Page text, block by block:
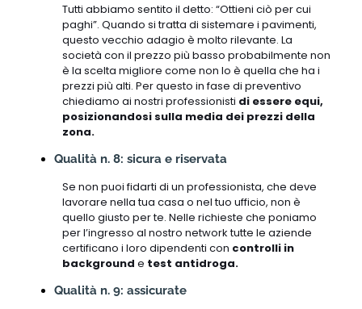
Tutti abbiamo sentito il detto: “Ottieni ciò per cui
paghi”. Quando si tratta di sistemare i pavimenti,
questo vecchio adagio è molto rilevante. La
società con il prezzo più basso probabilmente non
è la scelta migliore come non lo è quella che ha i
prezzi più alti. Per questo in fase di preventivo
chiediamo ai nostri professionisti di essere equi,
posizionandosi sulla media dei prezzi della
zona.
Qualità n. 8: sicura e riservata
Se non puoi fidarti di un professionista, che deve
lavorare nella tua casa o nel tuo ufficio, non è
quello giusto per te. Nelle richieste che poniamo
per l’ingresso al nostro network tutte le aziende
certificano i loro dipendenti con controlli in
background e test antidroga.
Qualità n. 9: assicurate